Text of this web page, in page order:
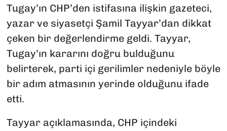
Tugay’ın CHP’den istifasına ilişkin gazeteci,
yazar ve siyasetçi Şamil Tayyar’dan dikkat
çeken bir değerlendirme geldi. Tayyar,
Tugay’ın kararını doğru bulduğunu
belirterek, parti içi gerilimler nedeniyle böyle
bir adım atmasının yerinde olduğunu ifade
etti.
Tayyar açıklamasında, CHP içindeki